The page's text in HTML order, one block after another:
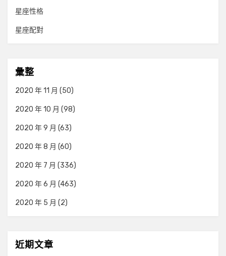
星座性格
星座配對
彙整
2020 年 11 月 (50)
2020 年 10 月 (98)
2020 年 9 月 (63)
2020 年 8 月 (60)
2020 年 7 月 (336)
2020 年 6 月 (463)
2020 年 5 月 (2)
近期文章